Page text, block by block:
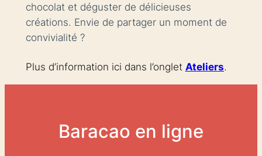
chocolat et déguster de délicieuses
créations. Envie de partager un moment de
convivialité ?
Plus d’information ici dans l’onglet Ateliers.
Baracao en ligne